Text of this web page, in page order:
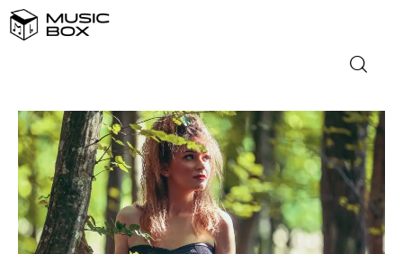
NASLOVNICA
DOMAĆA GLAZBA
STRANA GLAZBA